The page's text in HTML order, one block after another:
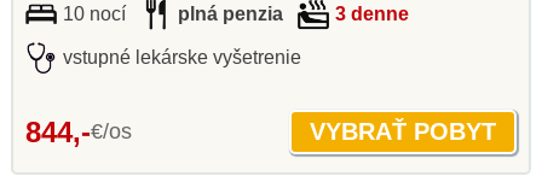
10 nocí plná penzia 3 denne
vstupné lekárske vyšetrenie
844,-€/os